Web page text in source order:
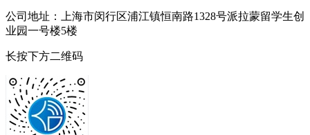
公司地址：上海市闵行区浦江镇恒南路1328号派拉蒙留学生创
业园一号楼5楼
长按下方二维码